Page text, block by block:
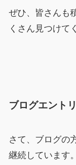
ぜひ、皆さんも
くさん見つけて
ブログエント
さて、ブログの
継続しています。